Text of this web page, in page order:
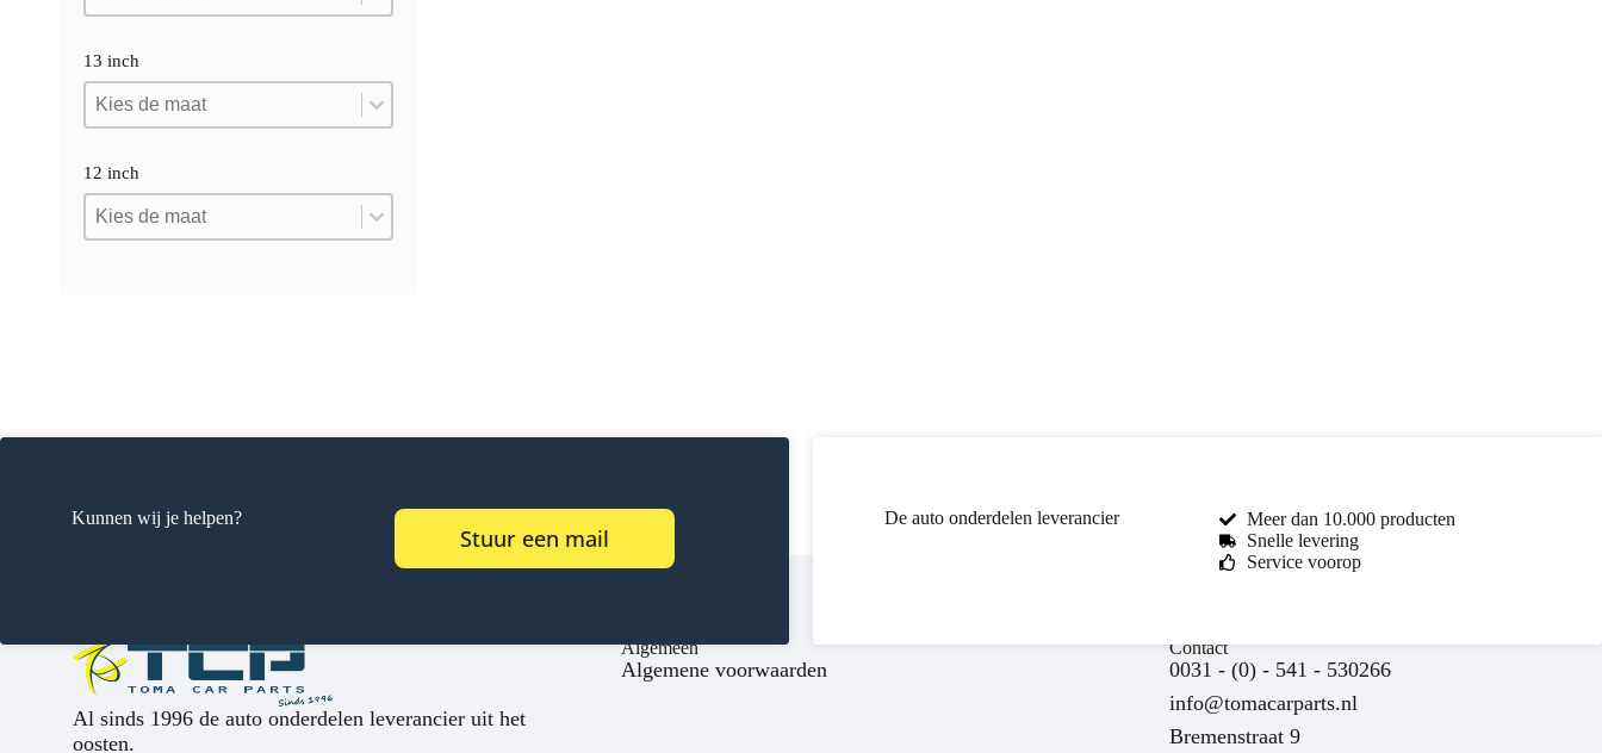
13 inch
13 inch
13 inch
13 inch
12 inch
12 inch
12 inch
12 inch
Kunnen wij je helpen?
Stuur een mail
De auto onderdelen leverancier
Meer dan 10.000 producten
Snelle levering
Service voorop
Al sinds 1996 de auto onderdelen leverancier uit het
oosten.
Algemeen
Algemene voorwaarden
Contact
0031 - (0) - 541 - 530266
info@tomacarparts.nl
Bremenstraat 9
Reageert meestal binnen enkele uren